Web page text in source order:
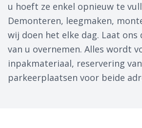
u hoeft ze enkel opnieuw te
Demonteren, leegmaken,
wij doen het elke dag. Laat ons
van u overnemen. Alles wordt
inpakmateriaal, reservering van
parkeerplaatsen voor beide